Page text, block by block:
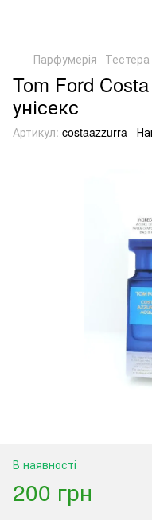
Парфумерія
Tom Ford
унісекс
Артикул: costaazzurra
В наявності
200 грн